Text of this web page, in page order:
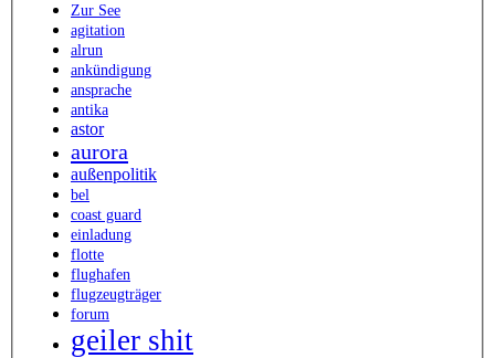
Zur See
agitation
alrun
ankündigung
ansprache
antika
astor
aurora
außenpolitik
bel
coast guard
einladung
flotte
flughafen
flugzeugträger
forum
geiler shit